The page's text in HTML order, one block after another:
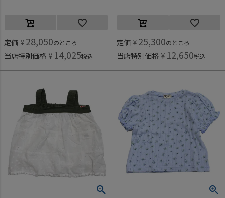
定価 ¥ 28,050のところ
当店特別価格 ¥ 14,025税込
定価 ¥ 25,300のところ
当店特別価格 ¥ 12,650税込